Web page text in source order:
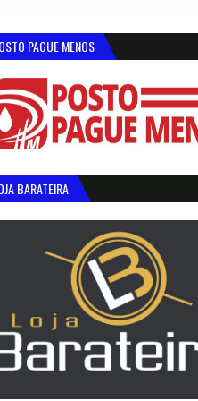
PAGUE MENOS
BARATEIRA